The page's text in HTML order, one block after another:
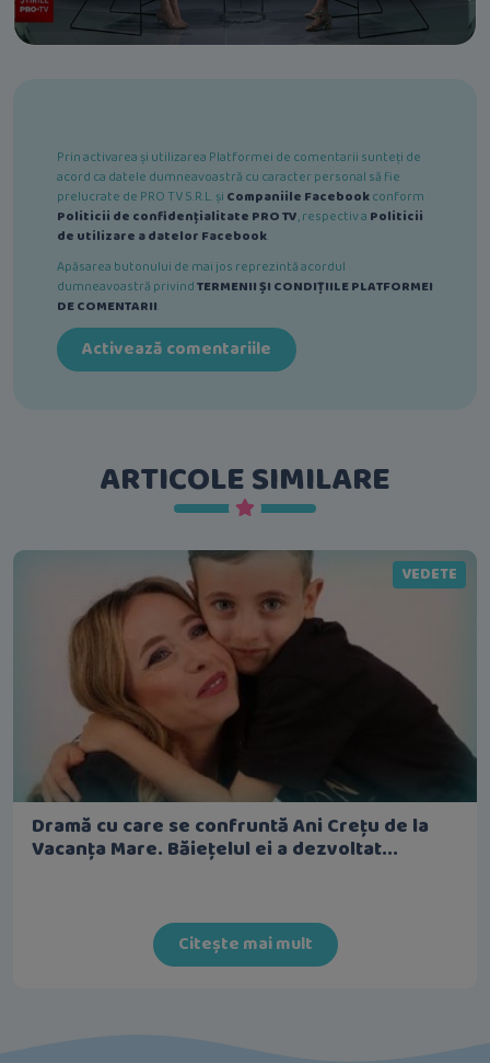
Prin activarea și utilizarea Platformei de comentarii sunteți de
acord ca datele dumneavoastră cu caracter personal să fie
prelucrate de PRO TV S.R.L. și Companiile Facebookconform
Politicii de confidențialitate PRO TV, respectiv a Politicii
de utilizare a datelor Facebook.
Apăsarea butonului de mai jos reprezintă acordul
dumneavoastră privindTERMENII ȘI CONDIȚIILE PLATFORMEI
DE COMENTARII.
Activează comentariile
ARTICOLE SIMILARE
VEDETE
Dramă cu care se confruntă Ani Crețu de la
Vacanța Mare. Băiețelul ei a dezvoltat...
Citește mai mult